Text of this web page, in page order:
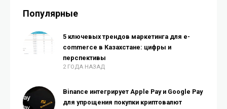
Популярные
5 ключевых трендов маркетинга для e-
commerce в Казахстане: цифры и
перспективы
2 ГОДА НАЗАД
Binance интегрирует Apple Pay и Google Pay
для упрощения покупки криптовалют